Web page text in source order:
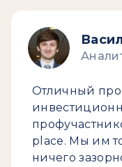
Отличный
place. Мы им
ничего